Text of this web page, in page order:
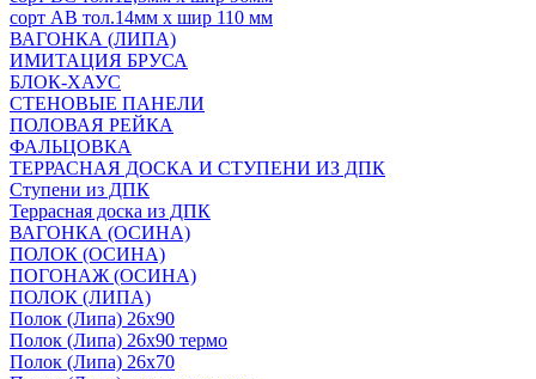
сорт АВ тол.14мм х шир 110 мм
ВАГОНКА (ЛИПА)
ИМИТАЦИЯ БРУСА
БЛОК-ХАУС
СТЕНОВЫЕ ПАНЕЛИ
ПОЛОВАЯ РЕЙКА
ФАЛЬЦОВКА
ТЕРРАСНАЯ ДОСКА И СТУПЕНИ ИЗ ДПК
Ступени из ДПК
Террасная доска из ДПК
ВАГОНКА (ОСИНА)
ПОЛОК (ОСИНА)
ПОГОНАЖ (ОСИНА)
ПОЛОК (ЛИПА)
Полок (Липа) 26х90
Полок (Липа) 26х90 термо
Полок (Липа) 26х70